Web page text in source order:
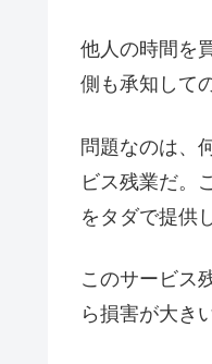
他人の時間を
側も承知して
問題なのは、
ビス残業だ。
をタダで提供
このサービス
ら損害が大き